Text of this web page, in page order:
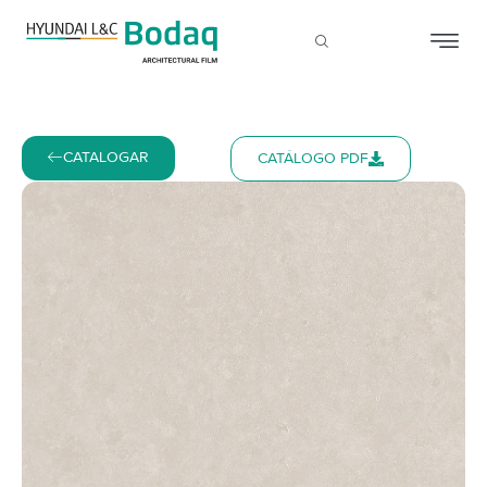
CATALOGAR CATÁLOGO PDF